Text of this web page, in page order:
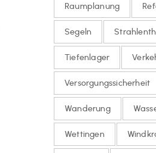
Raumplanung
Segeln
Tiefenlager
Versorgungssicherheit
Wanderung
Wettingen